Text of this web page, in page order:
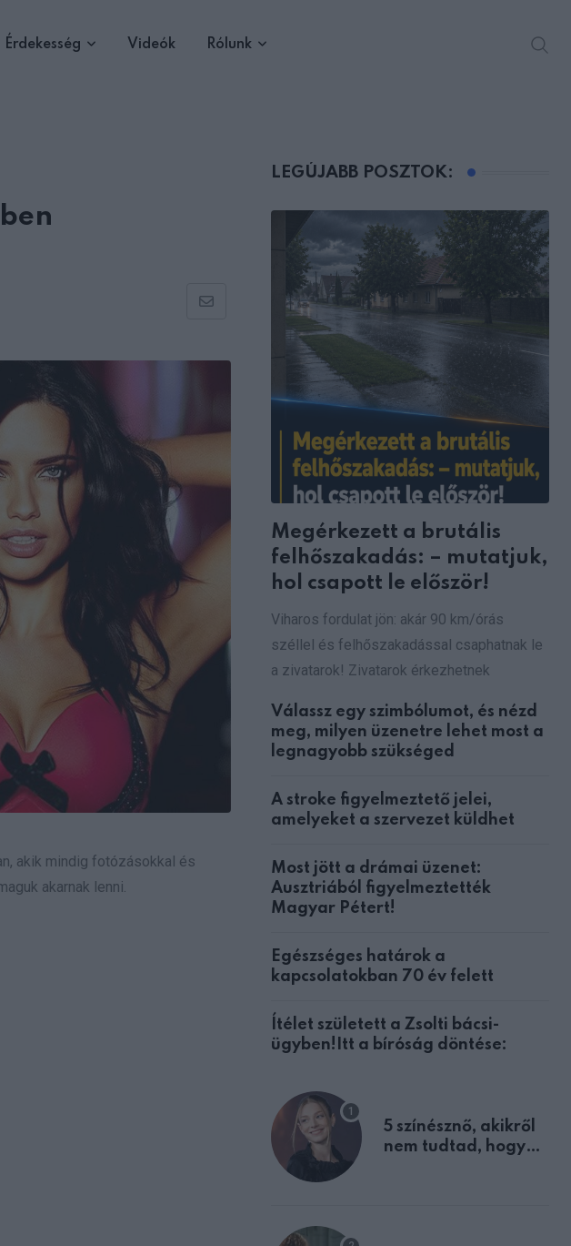
Érdekesség Videók Rólunk
Share
Email
akik mindig fotózásokkal és
akarnak lenni.
LEGÚJABB POSZTOK:
Megérkezett a brutális
felhőszakadás: – mutatjuk,
hol csapott le először!
Viharos fordulat jön: akár 90 km/órás
széllel és felhőszakadással csaphatnak le
a zivatarok! Zivatarok érkezhetnek
Válassz egy szimbólumot, és nézd
meg, milyen üzenetre lehet most a
legnagyobb szükséged
A stroke figyelmeztető jelei,
amelyeket a szervezet küldhet
Most jött a drámai üzenet:
Ausztriából figyelmeztették
Magyar Pétert!
Egészséges határok a
kapcsolatokban 70 év felett
Ítélet született a Zsolti bácsi-
ügyben!Itt a bíróság döntése:
5 színésznő, akikről
nem tudtad, hogy